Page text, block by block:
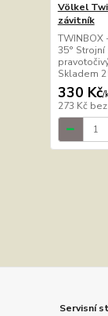
Völkel
závitník
TWINBOX
35° Strojní
Skladem 2
330 Kč/
273 Kč
Servisní